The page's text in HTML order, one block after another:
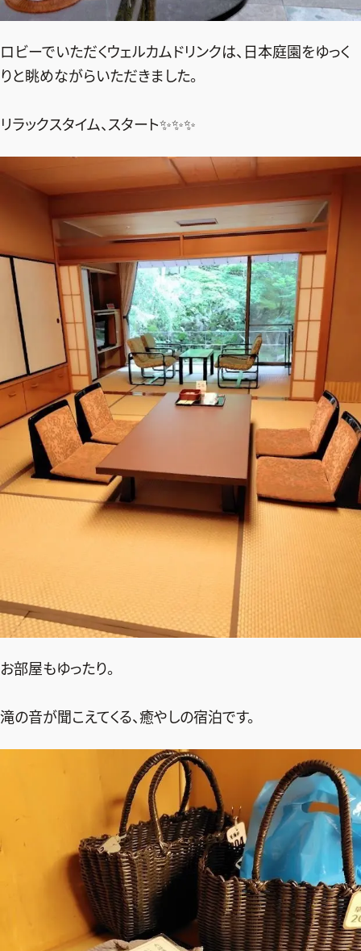
ロビーでいただくウェルカムドリンクは、日本庭園をゆっく
りと眺めながらいただきました。
リラックスタイム、スタート✨✨✨
お部屋もゆったり。
滝の音が聞こえてくる、癒やしの宿泊です。